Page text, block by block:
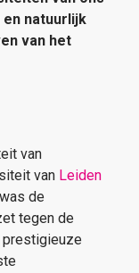
en natuurlijk
van het
van
van Leiden
de
tegen de
prestigieuze